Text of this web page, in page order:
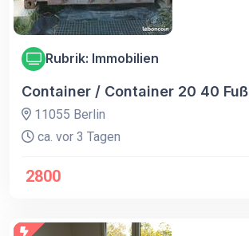
Rubrik: Immobilien
Container / Container 20 40 Fuß
11055 Berlin
ca. vor 3 Tagen
2800